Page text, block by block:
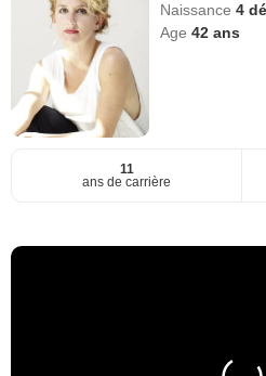
Naissance4
Age42 ans
11
ans de carrière